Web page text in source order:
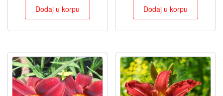
Dodaj u korpu Dodaj u korpu